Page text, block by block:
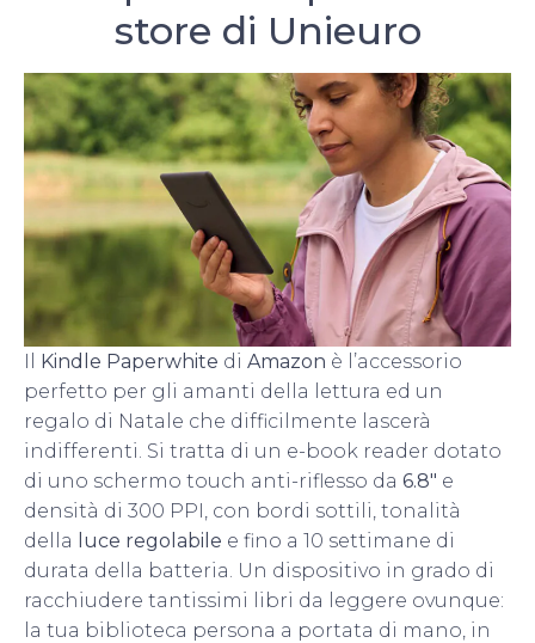
store di Unieuro
Il Kindle Paperwhite di Amazon è l’accessorio
perfetto per gli amanti della lettura ed un
regalo di Natale che difficilmente lascerà
indifferenti. Si tratta di un e-book reader dotato
di uno schermo touch anti-riflesso da 6.8″ e
densità di 300 PPI, con bordi sottili, tonalità
della
luce regolabile e fino a 10 settimane di
durata della batteria. Un dispositivo in grado di
racchiudere tantissimi libri da leggere ovunque:
la tua biblioteca persona a portata di mano, in